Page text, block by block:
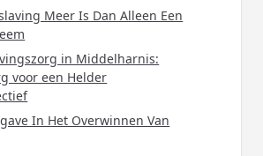
Meer Is Dan Alleen Een
in Middelharnis:
voor een Helder
In Het Overwinnen Van